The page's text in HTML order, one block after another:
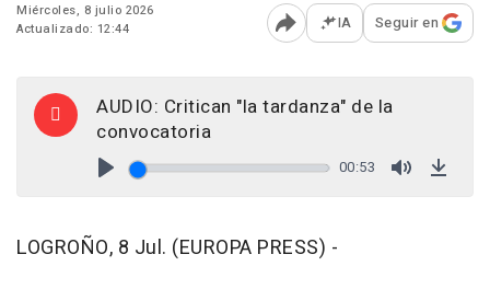
Miércoles, 8 julio 2026
Actualizado: 12:44
Abrir opciones para
IA Seguir en
AUDIO: Critican "la tardanza" de la
convocatoria
00:53
LOGROÑO, 8 Jul. (EUROPA PRESS) -